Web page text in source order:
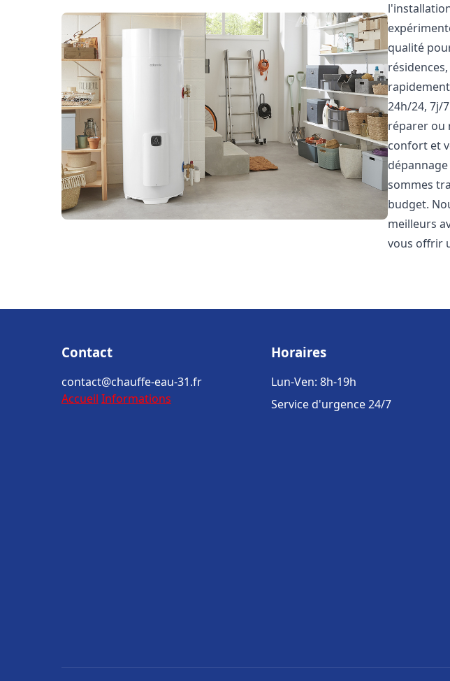
qualité
24h/24, 7j/
réparer ou
confort et
sommes
budget.
meilleurs
vous offrir
Contact
contact@chauffe-eau-31.fr
Accueil Informations
Horaires
Lun-Ven: 8h-19h
Service d'urgence 24/7